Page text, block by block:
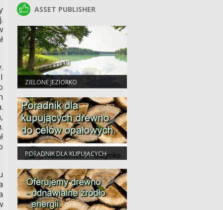
ASSET PUBLISHER
ASSET PUBLISHER
ZIELONE JEZIORKO
PORADNIK DLA KUPUJĄCYCH
DREWNO OPAŁOWE